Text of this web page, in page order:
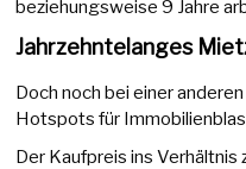
beziehungsweise 9 Jahre
Jahrzehntelanges
Doch noch bei einer
Hotspots für
Der Kaufpreis ins